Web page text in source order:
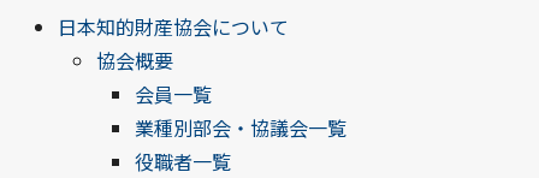
日本知的財産協会について
協会概要
会員一覧
業種別部会・協議会一覧
役職者一覧